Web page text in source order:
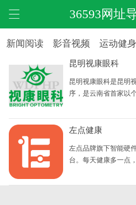
36593网址
新闻阅读 影音视频 运动健身
昆明视康眼科
昆明视康眼科是昆明
序，是云南省首家以
台；集医疗、保健为
性，面向云南省的眼
查，制定个性化视觉
左点健康
左点品牌旗下智能硬
台。每天健康多一点